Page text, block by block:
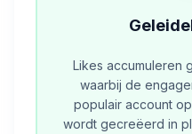
Likes accumuleren
waarbij de
populair account
wordt gecreëerd in